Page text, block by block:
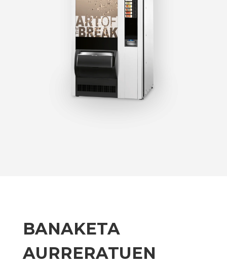
BANAKETA
AURRERATUEN